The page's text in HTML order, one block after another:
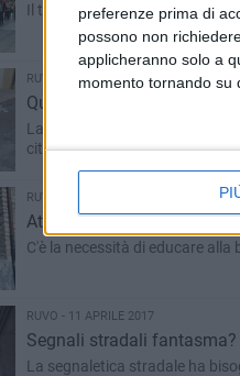
preferenze prima di
possono non
applicheranno solo a
momento tornando su
Il tradizionale corteo della
RUVO - 26 APRILE 2017
Questione rifiuti: una Ruvo
La scelta di non ritirare il secco
città
RUVO - 23 APRILE 2017
Atti di vandalismo presso
C'è la necessità di educare alla
RUVO - 11 APRILE 2017
Segnali stradali
La segnaletica stradale ha